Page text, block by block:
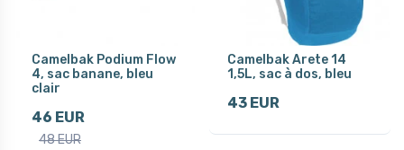
Camelbak Podium Flow
4, sac banane, bleu
clair
46 EUR
48 EUR
Camelbak Arete 14
1,5L, sac à dos, bleu
43 EUR